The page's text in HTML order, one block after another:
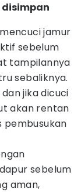
disimpan
jamur
sebelum
tampilannya
sebaliknya.
jika dicuci
akan rentan
sebelum
aman,